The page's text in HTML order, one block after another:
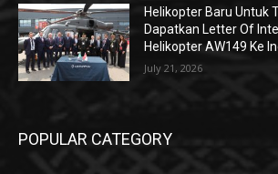
Helikopter Baru Untuk
Dapatkan Letter Of
Helikopter AW149 Ke
July 21, 2026
POPULAR CATEGORY